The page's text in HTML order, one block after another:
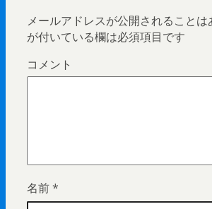
メールアドレスが公開されることは
が付いている欄は必須項目です
コメント
名前*